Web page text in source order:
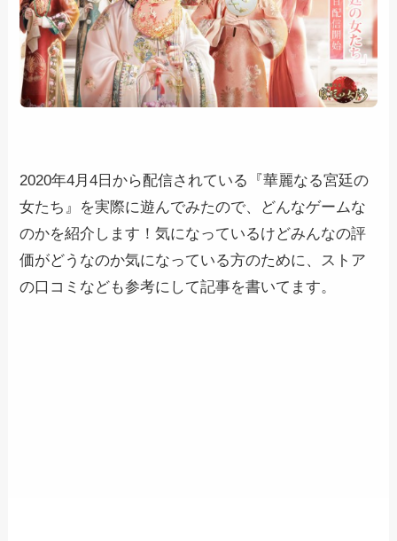
2020年4月4日から配信されている『華麗なる宮廷の
女たち』を実際に遊んでみたので、どんなゲームな
のかを紹介します！気になっているけどみんなの評
価がどうなのか気になっている方のために、ストア
の口コミなども参考にして記事を書いてます。